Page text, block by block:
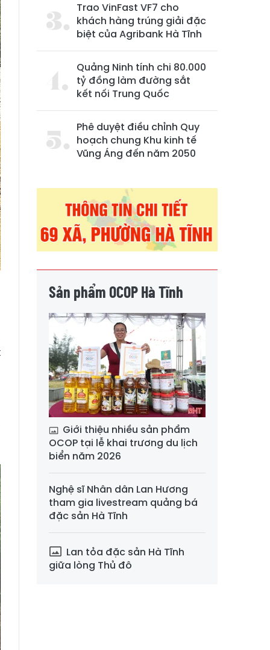
Trao VinFast VF7 cho
khách hàng trúng giải đặc
biệt của Agribank Hà Tĩnh
Quảng Ninh tính chi 80.000
tỷ đồng làm đường sắt
kết nối Trung Quốc
Phê duyệt điều chỉnh Quy
hoạch chung Khu kinh tế
Vũng Áng đến năm 2050
Sản phẩm OCOP Hà Tĩnh
Giới thiệu nhiều sản phẩm
OCOP tại lễ khai trương du lịch
biển năm 2026
Nghệ sĩ Nhân dân Lan Hương
tham gia livestream quảng bá
đặc sản Hà Tĩnh
Lan tỏa đặc sản Hà Tĩnh
giữa lòng Thủ đô